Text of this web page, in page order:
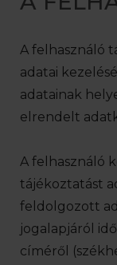
A felhasználó
adatai
adatainak
elrendelt
A felhasználó
tájékoztatást
feldolgozott
jogalapjáról
címéről